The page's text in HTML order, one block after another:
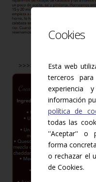
Cookies
Esta web
terceros
experiencia
información
política de
todas las
''Aceptar'' o
forma
o rechazar el
de Cookies.